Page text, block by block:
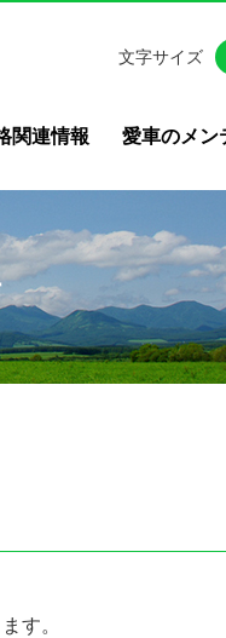
関連情報 愛車のメン
文字サイズ
す。